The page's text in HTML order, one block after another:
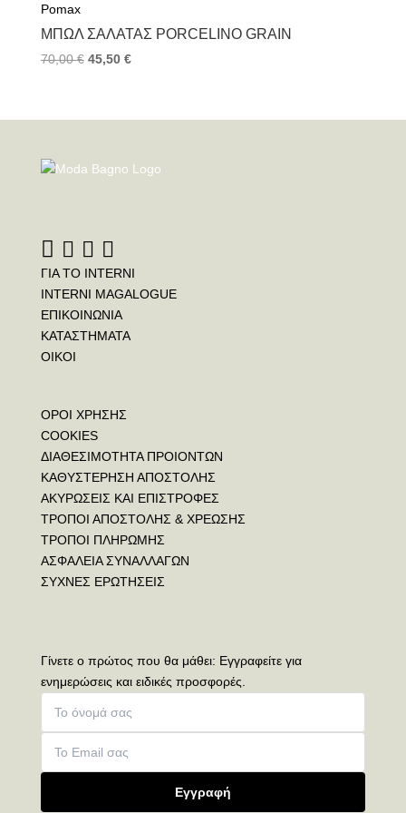
Pomax
ΜΠΩΛ ΣΑΛΆΤΑΣ PORCELINO GRAIN
70,00€ 45,50 €
ΓΙΑ ΤΟ INTERNI
INTERNI MAGALOGUE
ΕΠΙΚΟΙΝΩΝΙΑ
ΚΑΤΑΣΤΗΜΑΤΑ
ΟΙΚΟΙ
ΟΡΟΙ ΧΡΗΣΗΣ
COOKIES
ΔΙΑΘΕΣΙΜΟΤΗΤΑ ΠΡΟΙΟΝΤΩΝ
ΚΑΘΥΣΤΕΡΗΣΗ ΑΠΟΣΤΟΛΗΣ
ΑΚΥΡΩΣΕΙΣ ΚΑΙ ΕΠΙΣΤΡΟΦΕΣ
ΤΡΟΠΟΙ ΑΠΟΣΤΟΛΗΣ & ΧΡΕΩΣΗΣ
ΤΡΟΠΟΙ ΠΛΗΡΩΜΗΣ
ΑΣΦΑΛΕΙΑ ΣΥΝΑΛΛΑΓΩΝ
ΣΥΧΝΕΣ ΕΡΩΤΗΣΕΙΣ
Γίνετε ο πρώτος που θα μάθει: Εγγραφείτε για
ενημερώσεις και ειδικές προσφορές.
Εγγραφή